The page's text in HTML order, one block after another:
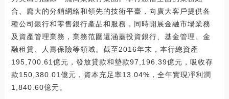
合、龐大的分銷網絡和領先的技術平臺，向廣大客戶提供各
種公司銀行和零售銀行產品和服務，同時開展金融市場業務
及資產管理業務，業務范圍還涵蓋投資銀行、基金管理、金
融租賃、人壽保險等領域。截至2016年末，本行總資產
195,700.61億元，發放貸款和墊款97,196.39億元，吸收存
款150,380.01億元，資本充足率13.04%，全年實現凈利潤
1,840.60億元。